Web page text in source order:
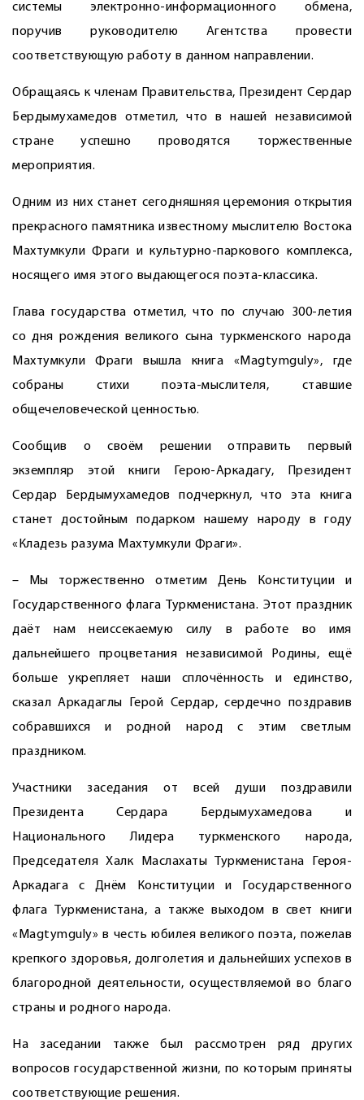
системы электронно-информационного обмена,
поручив руководителю Агентства провести
соответствующую работу в данном направлении.
Обращаясь к членам Правительства, Президент Сердар
Бердымухамедов отметил, что в нашей независимой
стране успешно проводятся торжественные
мероприятия.
Одним из них станет сегодняшняя церемония открытия
прекрасного памятника известному мыслителю Востока
Махтумкули Фраги и культурно-паркового комплекса,
носящего имя этого выдающегося поэта-классика.
Глава государства отметил, что по случаю 300-летия
со дня рождения великого сына туркменского народа
Махтумкули Фраги вышла книга «Magtymguly», где
собраны стихи поэта-мыслителя, ставшие
общечеловеческой ценностью.
Сообщив о своём решении отправить первый
экземпляр этой книги Герою-Аркадагу, Президент
Сердар Бердымухамедов подчеркнул, что эта книга
станет достойным подарком нашему народу в году
«Кладезь разума Махтумкули Фраги».
– Мы торжественно отметим День Конституции и
Государственного флага Туркменистана. Этот праздник
даёт нам неиссекаемую силу в работе во имя
дальнейшего процветания независимой Родины, ещё
больше укрепляет наши сплочённость и единство,
сказал Аркадаглы Герой Сердар, сердечно поздравив
собравшихся и родной народ с этим светлым
праздником.
Участники заседания от всей души поздравили
Президента Сердара Бердымухамедова и
Национального Лидера туркменского народа,
Председателя Халк Маслахаты Туркменистана Героя-
Аркадага с Днём Конституции и Государственного
флага Туркменистана, а также выходом в свет книги
«Magtymguly» в честь юбилея великого поэта, пожелав
крепкого здоровья, долголетия и дальнейших успехов в
благородной деятельности, осуществляемой во благо
страны и родного народа.
На заседании также был рассмотрен ряд других
вопросов государственной жизни, по которым приняты
соответствующие решения.